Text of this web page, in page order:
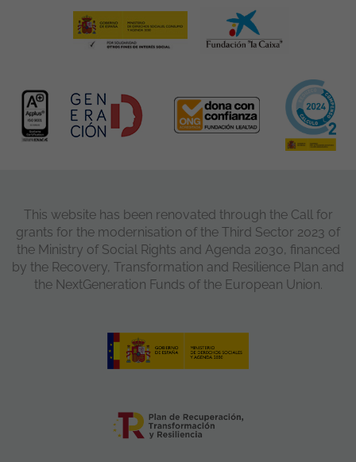
This website has been renovated through the Call for
grants for the modernisation of the Third Sector 2023 of
the Ministry of Social Rights and Agenda 2030, financed
by the Recovery, Transformation and Resilience Plan and
the NextGeneration Funds of the European Union.